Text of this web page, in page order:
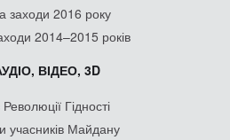
заходи 2016 року
2014–2015 років
ВІДЕО, 3D
Гідності
учасників Майдану